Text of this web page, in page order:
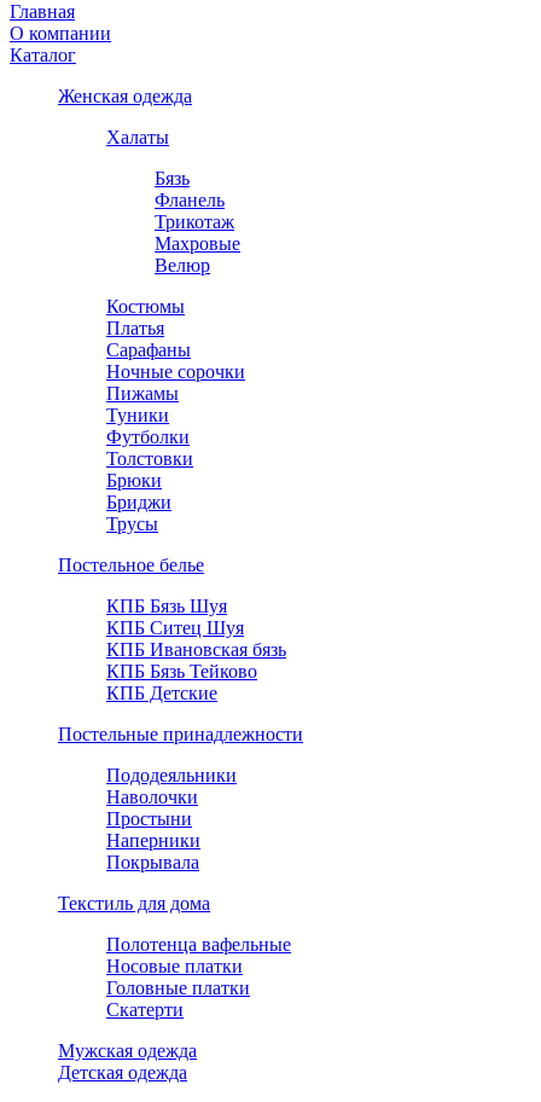
Главная
О компании
Каталог
Женская одежда
Халаты
Бязь
Фланель
Трикотаж
Махровые
Велюр
Костюмы
Платья
Сарафаны
Ночные сорочки
Пижамы
Туники
Футболки
Толстовки
Брюки
Бриджи
Трусы
Постельное белье
КПБ Бязь Шуя
КПБ Ситец Шуя
КПБ Ивановская бязь
КПБ Бязь Тейково
КПБ Детские
Постельные принадлежности
Пододеяльники
Наволочки
Простыни
Наперники
Покрывала
Текстиль для дома
Полотенца вафельные
Носовые платки
Головные платки
Скатерти
Мужская одежда
Детская одежда